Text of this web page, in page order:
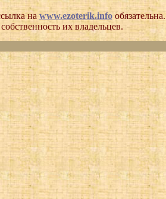
на www.ezoterik.infoобязательна.
их владельцев.